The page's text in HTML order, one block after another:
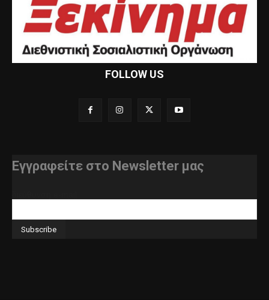
FOLLOW US
Εγγραφείτε στο Newsletter μας